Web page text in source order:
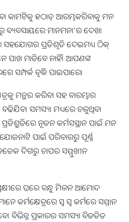
କାମଟିକୁ ହଠାତ୍‌ ଆରମ୍ଭକରିବାକୁ ମନ
ବ୍ୟବସାୟରେ ମାନମନା‘ର ଦେଖା
ସହଯୋଗର ପ୍ରତିଶୃତି ଦେଇମଧ୍ୟ ଠିକ୍‌
ପାଖ ମାଡିବେ ନାହିଁ। ଆପଣଙ୍କ
ସମ୍ପର୍କ ବୃଦ୍ଧି ପାଇପାରେ।
ମନ୍ଥର କରିବା ସହ ବାରମ୍ଭାର
ବଢିଯିବ। ସମସ୍ୟା ମଧ୍ୟରେ ଚଳୁଥିବା
ପ୍ରତିଶ୍ରୁତିରେ ନୂତନ କର୍ମସସ୍ଥାନ ପାଇଁ ମନ
ପାଇଁ ପରିବାରରୁ ପୂର୍ଣ୍ଣ
ଦିଗରୁ ଚାପର ସମ୍ମୁଖୀନ
ଘରେ ବନ୍ଧୁ ମିଳନ ଆମୋଦ
କର୍ମକ୍ଷେତ୍ରରେ ସ୍ବ ସ୍ବ କର୍ମରେ ସମ୍ମାନ
ବିଭିନ୍ନ ପ୍ରକାରର ସମସ୍ୟା ବିଜଡିତ